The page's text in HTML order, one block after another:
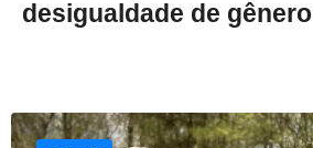
desigualdade de gênero